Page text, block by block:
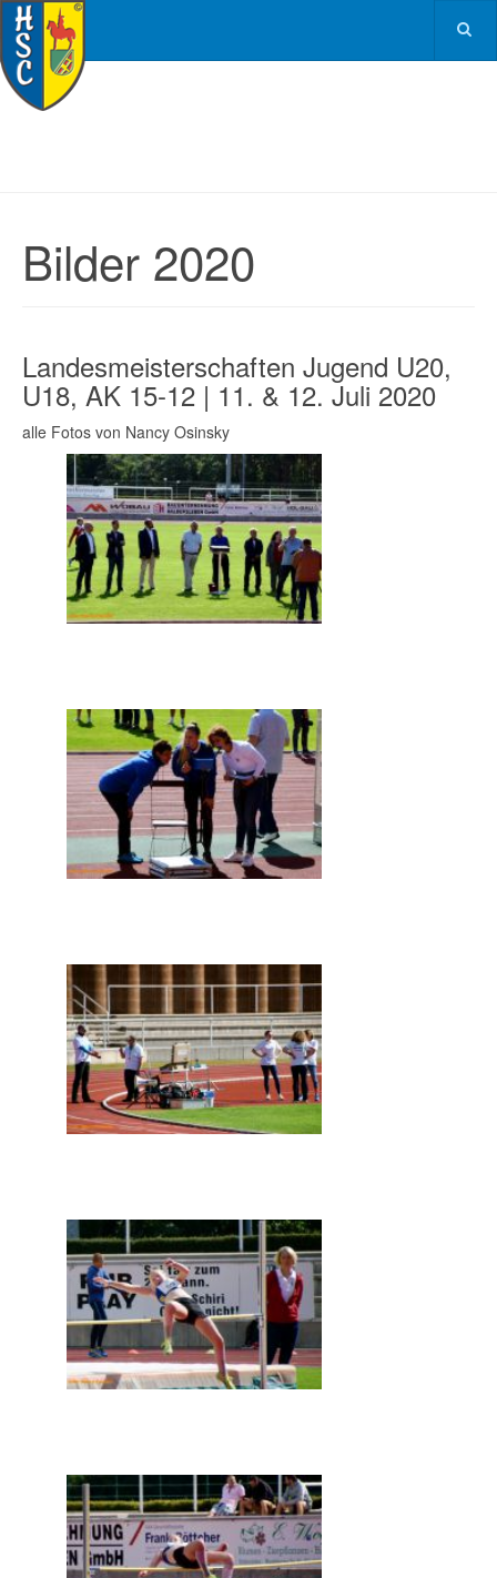
Bilder 2020
Landesmeisterschaften Jugend U20,
U18, AK 15-12 | 11. & 12. Juli 2020
alle Fotos von Nancy Osinsky